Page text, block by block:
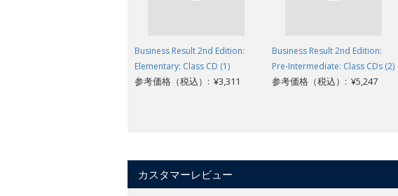
Business Result 2nd Edition:
Elementary: Class CD (1)
参考価格（税込）: ¥3,311
Business Result 2nd Edition:
Pre-Intermediate: Class CDs (2)
参考価格（税込）: ¥5,247
カスタマーレビュー